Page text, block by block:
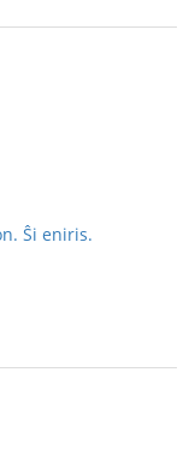
Ŝi eniris.